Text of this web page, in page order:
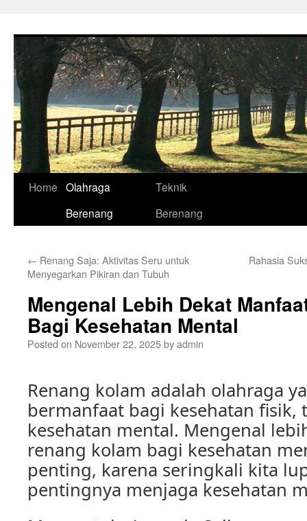
Home Olahraga
Berenang
Teknik
Berenang
← Renang Saja: Aktivitas Seru untuk
Menyegarkan Pikiran dan Tubuh
Rahasia
Mengenal Lebih Dekat
Bagi Kesehatan Mental
Posted on November 22, 2025byadmin
Renang kolam adalah olahraga
bermanfaat bagi kesehatan fisik,
kesehatan mental. Mengenal
renang kolam bagi kesehatan
penting, karena seringkali kita
pentingnya menjaga kesehatan